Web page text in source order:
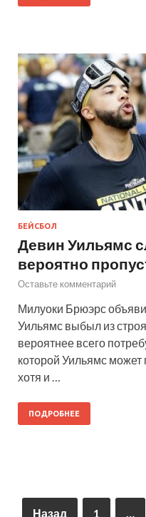
БЕЙСБОЛ
Девин Уильямс
вероятно
Оставьте комментарий
Милуоки Брюэрс
Уильямс выбыл из
вероятнее всего
которой Уильямс может
хотя и …
ПОДРОБНЕЕ
Назад 1